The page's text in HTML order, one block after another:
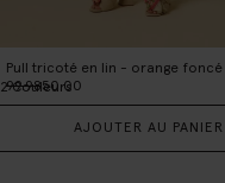
Pull tricoté en lin - orange foncé
99.9850.00
2Couleurs
AJOUTER AU PANIER